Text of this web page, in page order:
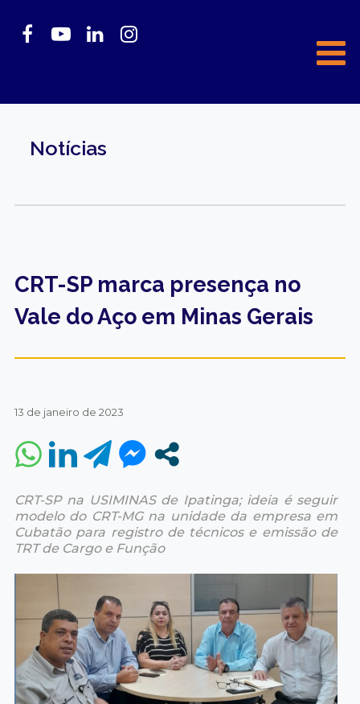
Notícias
CRT-SP marca presença no
Vale do Aço em Minas Gerais
13 de janeiro de 2023
CRT-SP na USIMINAS de Ipatinga; ideia é seguir
modelo do CRT-MG na unidade da empresa em
Cubatão para registro de técnicos e emissão de
TRT de Cargo e Função